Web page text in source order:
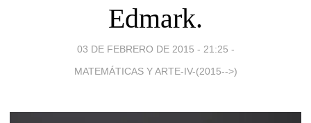
Edmark.
03 DE FEBRERO DE 2015 - 21:25 -
MATEMÁTICAS Y ARTE-IV-(2015-->)